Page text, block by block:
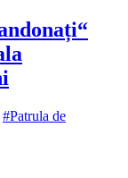
#Patrula de